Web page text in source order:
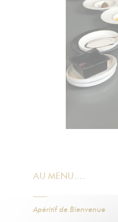
AU MENU….
Apéritif de Bienvenue